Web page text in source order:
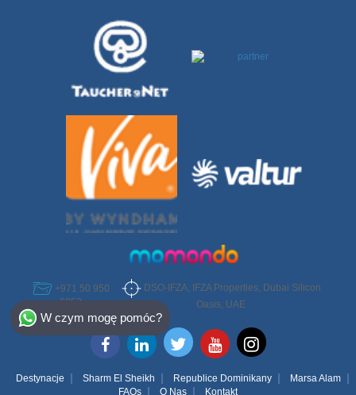
+971 50 950
6952
DSO-IFZA, IFZA Properties, Dubai Silicon
Oasis, UAE
Destynacje Sharm El Sheikh Republice Dominikany
Marsa Alam
FAQs
O Nas Kontakt
W czym mogę pomóc?
Select Destination
Egypt